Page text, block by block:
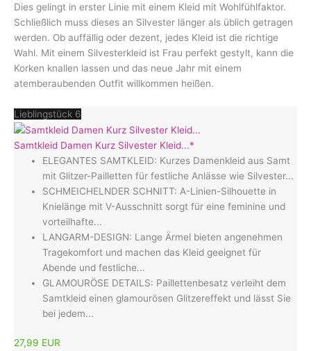
Dies gelingt in erster Linie mit einem Kleid mit Wohlfühlfaktor.
Schließlich muss dieses an Silvester länger als üblich getragen
werden. Ob auffällig oder dezent, jedes Kleid ist die richtige
Wahl. Mit einem Silvesterkleid ist Frau perfekt gestylt, kann die
Korken knallen lassen und das neue Jahr mit einem
atemberaubenden Outfit willkommen heißen.
Lieblingstück 6
Samtkleid Damen Kurz Silvester Kleid...*
ELEGANTES SAMTKLEID: Kurzes Damenkleid aus Samt
mit Glitzer-Pailletten für festliche Anlässe wie Silvester...
SCHMEICHELNDER SCHNITT: A-Linien-Silhouette in
Knielänge mit V-Ausschnitt sorgt für eine feminine und
vorteilhafte...
LANGARM-DESIGN: Lange Ärmel bieten angenehmen
Tragekomfort und machen das Kleid geeignet für
Abende und festliche...
GLAMOURÖSE DETAILS: Paillettenbesatz verleiht dem
Samtkleid einen glamourösen Glitzereffekt und lässt Sie
bei jedem...
27,99 EUR